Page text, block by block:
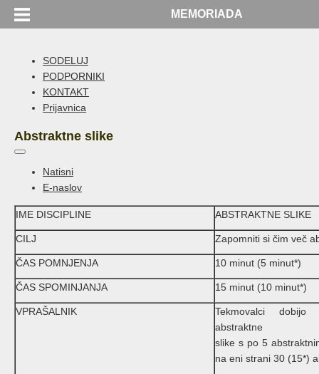
MEMORIADA
SODELUJ
PODPORNIKI
KONTAKT
Prijavnica
Abstraktne slike
Natisni
E-naslov
IME DISCIPLINE ABSTRAKTNE SLIKE
CILJ Zapomniti si čim več
ČAS POMNJENJA 10 minut (5 minut*)
ČAS SPOMINJANJA 15 minut (10 minut*)
VPRAŠALNIK
Tekmovalci
abstraktne
slike s po 5
na eni strani 30 (15*)